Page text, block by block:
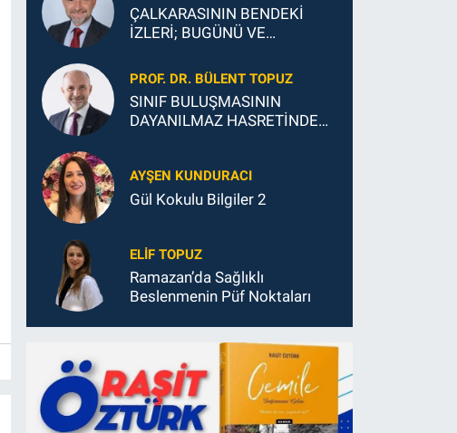
ÇALKARASININ BENDEKİ
İZLERİ; BUGÜNÜ VE
PROF. DR. BÜLENT TOPUZ
SINIF BULUŞMASININ
DAYANILMAZ HASRETİNDEN
AYŞEN KUNDURACI
Gül Kokulu Bilgiler 2
ELIF TOPUZ
Ramazan’da Sağlıklı
Beslenmenin Püf Noktaları